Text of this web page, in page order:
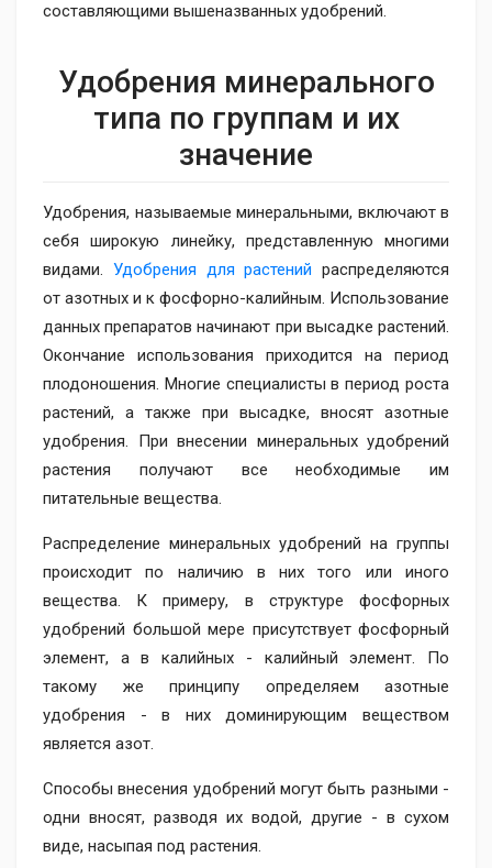
составляющими вышеназванных удобрений.
Удобрения минерального
типа по группам и их
значение
Удобрения, называемые минеральными, включают в
себя широкую линейку, представленную многими
видами. Удобрения для растений распределяются
от азотных и к фосфорно-калийным. Использование
данных препаратов начинают при высадке растений.
Окончание использования приходится на период
плодоношения. Многие специалисты в период роста
растений, а также при высадке, вносят азотные
удобрения. При внесении минеральных удобрений
растения получают все необходимые им
питательные вещества.
Распределение минеральных удобрений на группы
происходит по наличию в них того или иного
вещества. К примеру, в структуре фосфорных
удобрений большой мере присутствует фосфорный
элемент, а в калийных - калийный элемент. По
такому же принципу определяем азотные
удобрения - в них доминирующим веществом
является азот.
Способы внесения удобрений могут быть разными -
одни вносят, разводя их водой, другие - в сухом
виде, насыпая под растения.